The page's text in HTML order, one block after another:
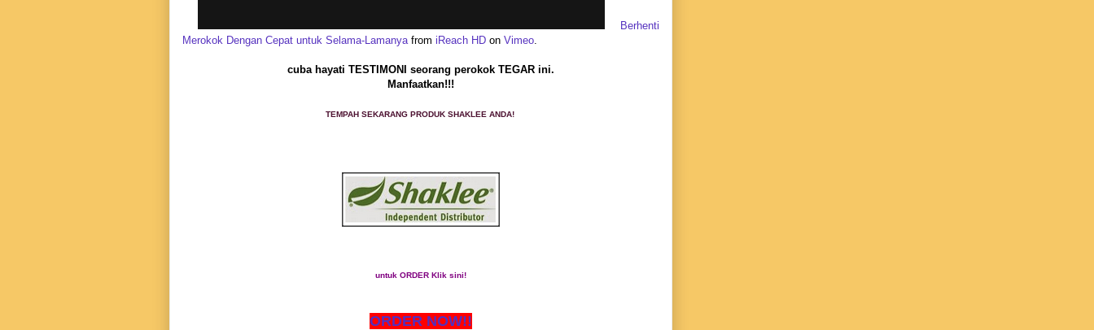
Berhenti
Merokok Dengan Cepat untuk Selama-Lamanyafrom iReach HD on Vimeo.
cuba hayati TESTIMONI seorang perokok TEGAR ini.
Manfaatkan!!!
TEMPAH SEKARANG PRODUK SHAKLEE ANDA!
untuk ORDER Klik sini!
ORDER NOW!!